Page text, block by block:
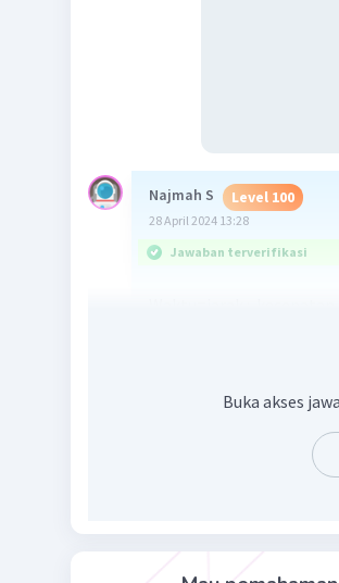
Najmah S Level 100
28 April 2024 13:28
Jawaban terverifikasi
= 8 km : 16 km/jam (
Jawaban nya adalah 30
Beri Rating
Buka akses